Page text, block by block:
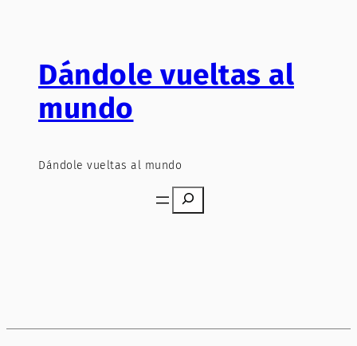
contenido
Dándole vueltas al
mundo
Dándole vueltas al mundo
Search